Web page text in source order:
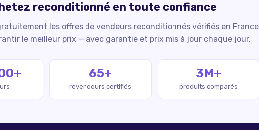
reconditionné en toute confiance
les offres de vendeurs reconditionnés vérifiés en France
le meilleur prix — avec garantie et prix mis à jour chaque jour.
65+
revendeurs certifiés
3M+
produits comparés